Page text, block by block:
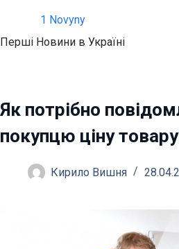
вмісту
1 Novyny
Перші Новини в Україні
Як потрібно
покупцю ціну
Кирило Вишня